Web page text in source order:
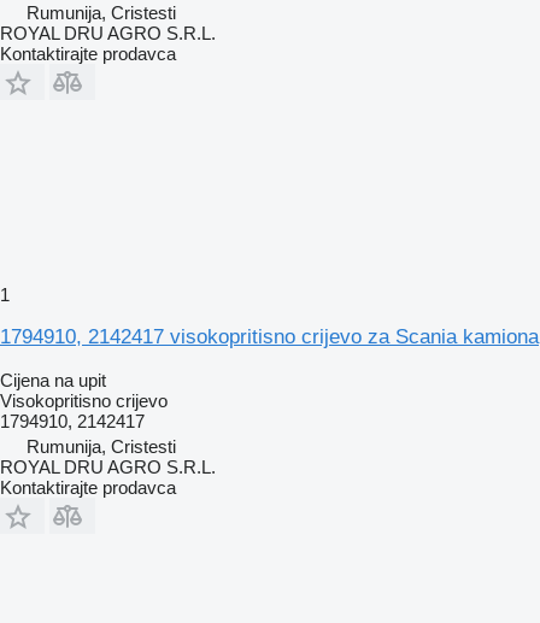
Rumunija, Cristesti
ROYAL DRU AGRO S.R.L.
Kontaktirajte prodavca
1
1794910, 2142417 visokopritisno crijevo za Scania kamiona
Cijena na upit
Visokopritisno crijevo
1794910, 2142417
Rumunija, Cristesti
ROYAL DRU AGRO S.R.L.
Kontaktirajte prodavca